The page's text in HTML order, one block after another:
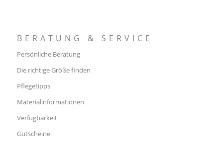
BERATUNG & SERVICE
Persönliche Beratung
Die richtige Größe finden
Pflegetipps
Materialinformationen
Verfügbarkeit
Gutscheine